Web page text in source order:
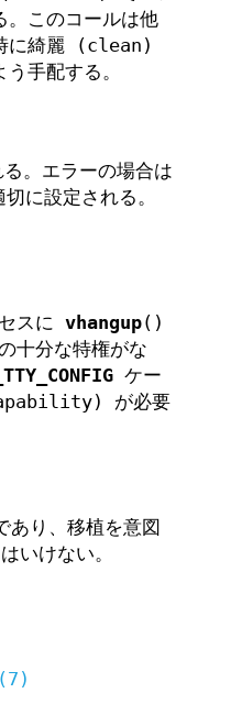
。このコールは他
に綺麗 (clean)
手配する。
。エラーの場合は
切に設定される。
スに vhangup()
十分な特権がな
ケー
が必要
り、移植を意図
いけない。